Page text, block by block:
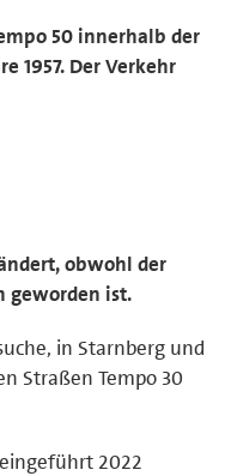
50 innerhalb der
1957. Der Verkehr
obwohl der
geworden ist.
in Starnberg und
Straßen Tempo 30
2022